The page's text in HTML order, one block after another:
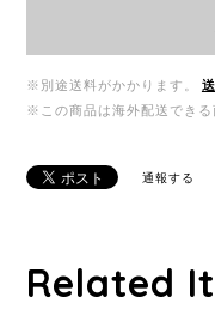
※別途送料がかかります。
※この商品は海外配送できる
通報する
Related